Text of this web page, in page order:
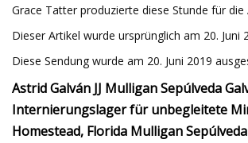
Grace Tatter produzierte diese Stunde für die
Dieser Artikel wurde ursprünglich am 20. Juni
Diese Sendung wurde am 20. Juni 2019
Astrid Galván JJ Mulligan Sepúlveda
Internierungslager für unbegleitete
Homestead, Florida Mulligan